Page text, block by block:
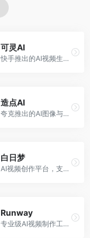
可灵AI
快手推出的AI视频生成平台，支持文生视频和图生视频，可生成长达2分钟的高质量视频内容。面向短视频创作者和营销人员，操作简便，生成效果逼真，适合商业推广和创意表达。
造点AI
夸克推出的AI图像与视频创作平台。面向普通用户和内容创作者，提供文生图、文生视频等功能，操作简便，与夸克生态深度整合。
白日梦
AI视频创作平台，支持生成长达50分钟的长视频内容。面向长视频创作者和内容生产者，支持故事视频生成、视频编辑等功能，适合叙事性内容创作。
Runway
专业级AI视频制作工具，支持视频生成与编辑。面向影视制作人和创意工作者，提供文生视频、视频编辑、绿幕抠像等专业功能，视频处理能力强，适合专业创作场景。